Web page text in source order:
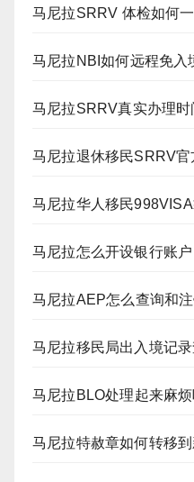
马尼拉SRRV 体检如何
马尼拉NBI如何远程免入
马尼拉SRRV真实办理
马尼拉退休移民SRRV
马尼拉华人移民998VISA
马尼拉怎么开设银行账户
马尼拉AEP怎么查询和
马尼拉移民局出入境记
马尼拉BLO处理起来麻
马尼拉特赦章如何转移